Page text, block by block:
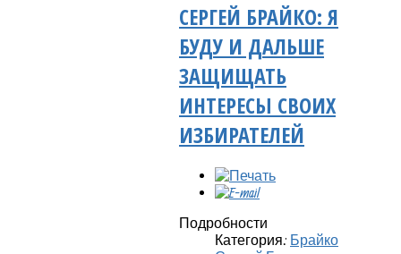
СЕРГЕЙ БРАЙКО: Я
БУДУ И ДАЛЬШЕ
ЗАЩИЩАТЬ
ИНТЕРЕСЫ СВОИХ
ИЗБИРАТЕЛЕЙ
Подробности
Категория: Брайко